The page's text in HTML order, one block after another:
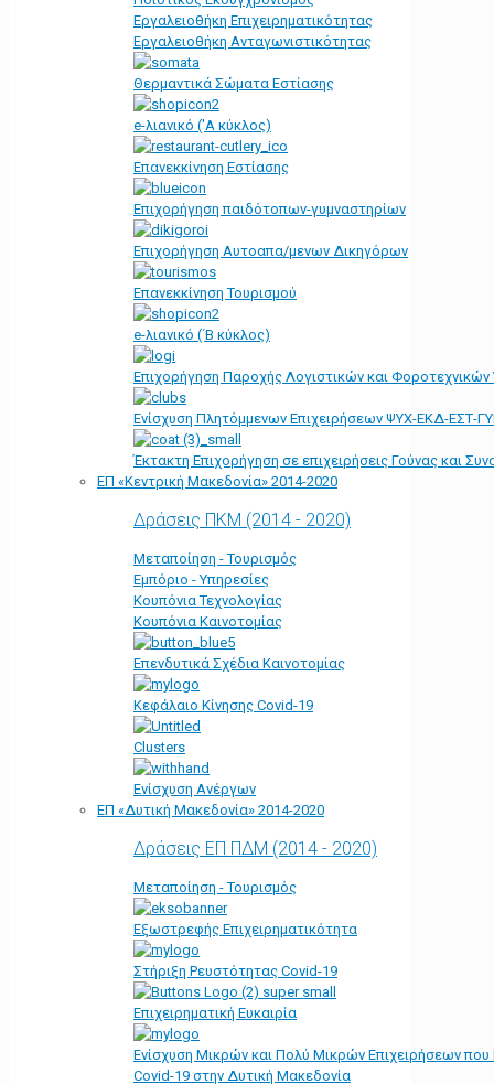
Εργαλειοθήκη Eπιχειρηματικότητας
Εργαλειοθήκη Ανταγωνιστικότητας
Θερμαντικά Σώματα Εστίασης
e-λιανικό ('Α κύκλος)
Επανεκκίνηση Εστίασης
Επιχορήγηση παιδότοπων-γυμναστηρίων
Επιχορήγηση Αυτοαπα/μενων Δικηγόρων
Επανεκκίνηση Τουρισμού
e-λιανικό (΄Β κύκλος)
Επιχορήγηση Παροχής Λογιστικών και
Ενίσχυση Πλητόμμενων Επιχειρήσεων ΨΥΧ-ΕΚΔ-ΕΣΤ-
Έκτακτη Επιχορήγηση σε επιχειρήσεις Γούνας και
ΕΠ «Kεντρική Μακεδονία» 2014-2020
Δράσεις ΠΚΜ (2014 - 2020)
Μεταποίηση - Τουρισμός
Εμπόριο - Υπηρεσίες
Κουπόνια Τεχνολογίας
Κουπόνια Καινοτομίας
Επενδυτικά Σχέδια Καινοτομίας
Κεφάλαιο Κίνησης Covid-19
Clusters
Ενίσχυση Ανέργων
ΕΠ «Δυτική Μακεδονία» 2014-2020
Δράσεις ΕΠ ΠΔΜ (2014 - 2020)
Μεταποίηση - Τουρισμός
Εξωστρεφής Επιχειρηματικότητα
Στήριξη Ρευστότητας Covid-19
Επιχειρηματική Ευκαιρία
Ενίσχυση Μικρών και Πολύ Μικρών Επιχειρήσεων
Covid-19 στην Δυτική Μακεδονία